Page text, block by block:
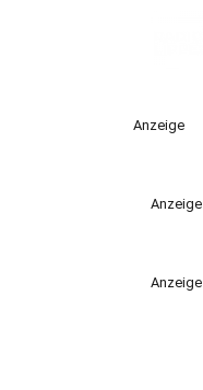
Anzeige
Anzeige
Anzeige